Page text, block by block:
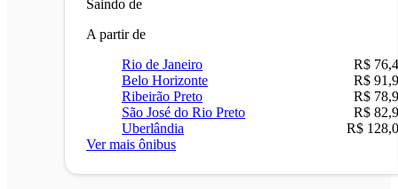
Saindo de
A partir de
Rio de Janeiro
R$
Belo Horizonte
R$
Ribeirão Preto
R$
São José do Rio Preto
R$
Uberlândia
R$
Ver mais ônibus